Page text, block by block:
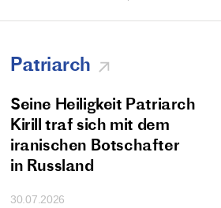
Patriarch
Seine Heiligkeit Patriarch
Kirill traf sich mit dem
iranischen Botschafter
in Russland
30.07.2026